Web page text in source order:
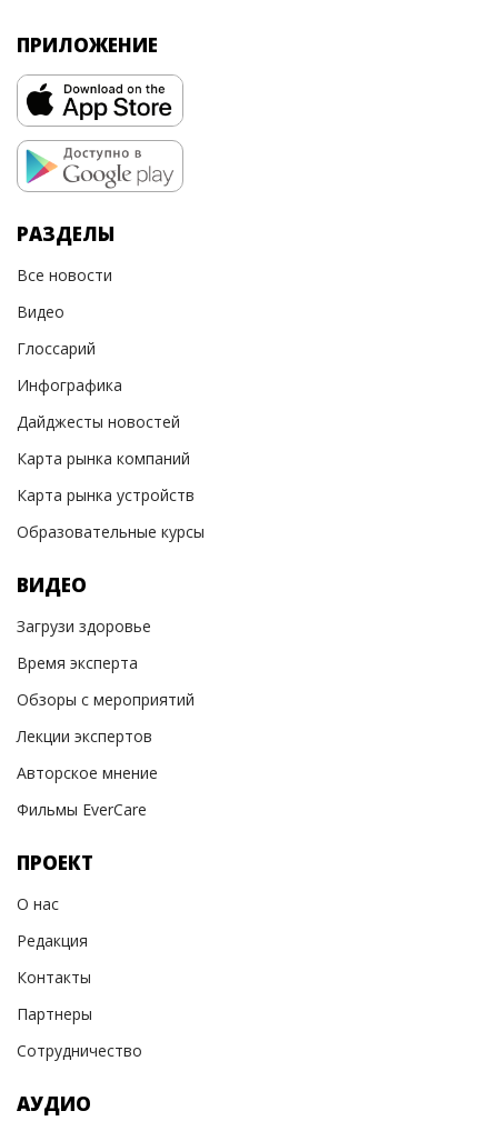
ПРИЛОЖЕНИЕ
РАЗДЕЛЫ
Все новости
Видео
Глоссарий
Инфографика
Дайджесты новостей
Карта рынка компаний
Карта рынка устройств
Образовательные курсы
ВИДЕО
Загрузи здоровье
Время эксперта
Обзоры с мероприятий
Лекции экспертов
Авторское мнение
Фильмы EverCare
ПРОЕКТ
О нас
Редакция
Контакты
Партнеры
Сотрудничество
АУДИО